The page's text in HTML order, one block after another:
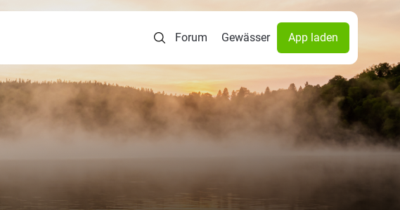
Forum Gewässer App laden